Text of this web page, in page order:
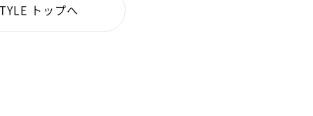
トップへ